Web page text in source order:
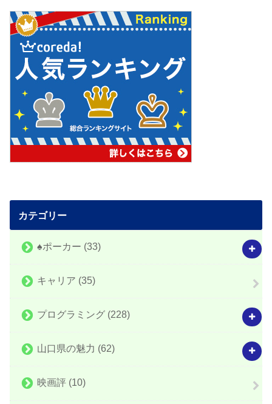
カテゴリー
♠️ポーカー (33)
キャリア (35)
プログラミング (228)
山口県の魅力 (62)
映画評 (10)